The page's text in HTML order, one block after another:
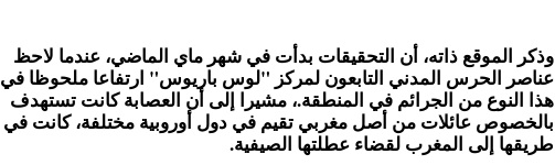
وذكر الموقع ذاته، أن التحقيقات بدأت في شهر ماي الماضي، عندما لاحظ
عناصر الحرس المدني التابعون لمركز "لوس باريوس" ارتفاعا ملحوظا في
هذا النوع من الجرائم في المنطقة.، مشيرا إلى أن العصابة كانت تستهدف
بالخصوص عائلات من أصل مغربي تقيم في دول أوروبية مختلفة، كانت في
طريقها إلى المغرب لقضاء عطلتها الصيفية.